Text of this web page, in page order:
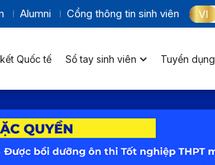
Alumni Cổng thông tin sinh viên VI
Quốc tế Sổ tay sinh viên Tuyển dụng